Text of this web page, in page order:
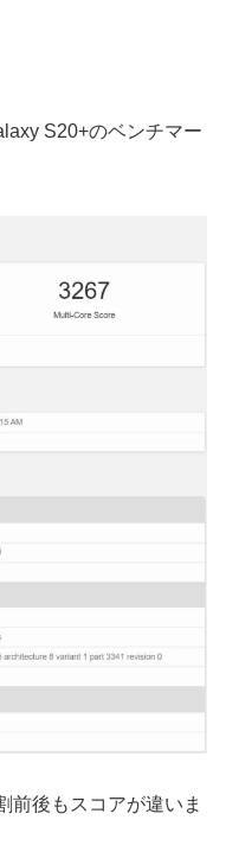
S20+のベンチマー
前後もスコアが違いま